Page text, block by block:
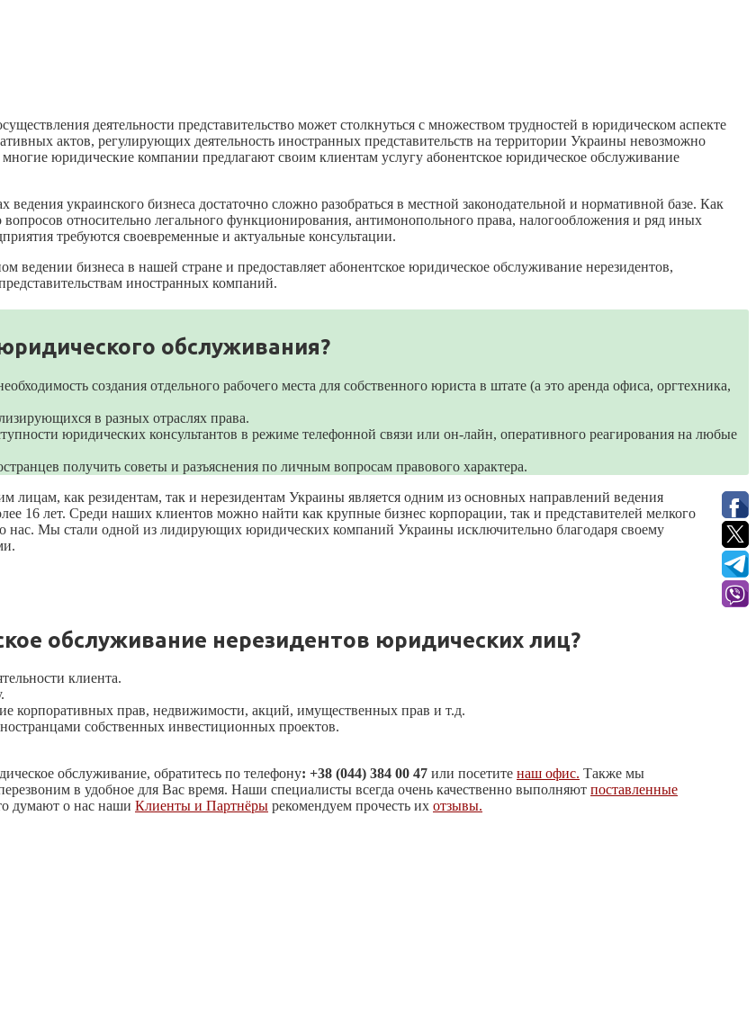
деятельности представительство может столкнуться с множеством трудностей в юридическом аспекте
актов, регулирующих деятельность иностранных представительств на территории Украины невозможно
юридические компании предлагают своим клиентам услугу абонентское юридическое обслуживание
украинского бизнеса достаточно сложно разобраться в местной законодательной и нормативной базе. Как
относительно легального функционирования, антимонопольного права, налогообложения и ряд иных
требуются своевременные и актуальные консультации.
бизнеса в нашей стране и предоставляет абонентское юридическое обслуживание нерезидентов,
иностранных компаний.
обслуживания?
создания отдельного рабочего места для собственного юриста в штате (а это аренда офиса, оргтехника,
в разных отраслях права.
юридических консультантов в режиме телефонной связи или он-лайн, оперативного реагирования на любые
получить советы и разъяснения по личным вопросам правового характера.
лицам, как резидентам, так и нерезидентам Украины является одним из основных направлений ведения
16 лет. Среди наших клиентов можно найти как крупные бизнес корпорации, так и представителей мелкого
нас. Мы стали одной из лидирующих юридических компаний Украины исключительно благодаря своему
обслуживание нерезидентов юридических лиц?
клиента.
корпоративных прав, недвижимости, акций, имущественных прав и т.д.
собственных инвестиционных проектов.
обслуживание, обратитесь по телефону: +38 (044) 384 00 47 или посетите наш офис. Также мы
в удобное для Вас время. Наши специалисты всегда очень качественно выполняют поставленные
думают о нас наши Клиенты и Партнёры рекомендуем прочесть их отзывы.